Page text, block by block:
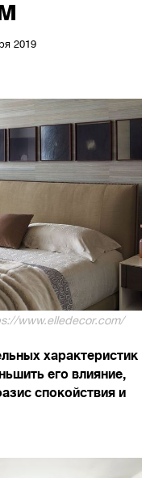
2019
www.elledecor.com/
характеристик
его влияние,
спокойствия и